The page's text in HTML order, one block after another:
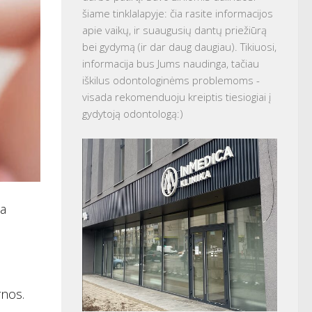
šiame tinklalapyje: čia rasite informacijos
apie vaikų, ir suaugusių dantų priežiūrą
bei gydymą (ir dar daug daugiau). Tikiuosi,
informacija bus Jums naudinga, tačiau
iškilus odontologinėms problemoms -
visada rekomenduoju kreiptis tiesiogiai į
gydytoją odontologą:)